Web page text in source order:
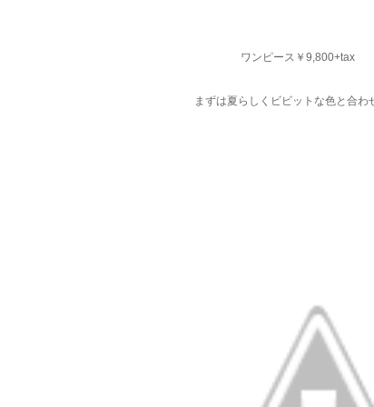
ワンピース￥9,800+tax
まずは夏らしくビビットな色と合わ